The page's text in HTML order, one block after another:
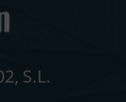
S.L.